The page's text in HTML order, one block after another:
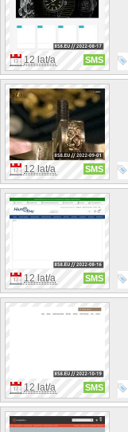
12 lat/a SMS
12 lat/a SMS
12 lat/a SMS
12 lat/a SMS